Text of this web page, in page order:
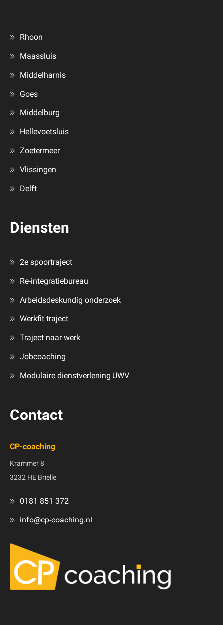
Rhoon
Maassluis
Middelharnis
Goes
Middelburg
Hellevoetsluis
Zoetermeer
Vlissingen
Delft
Diensten
2e spoortraject
Re-integratiebureau
Arbeidsdeskundig onderzoek
Werkfit traject
Traject naar werk
Jobcoaching
Modulaire dienstverlening UWV
Contact
CP-coaching
Krammer 8
3232 HE Brielle
0181 851 372
info@cp-coaching.nl